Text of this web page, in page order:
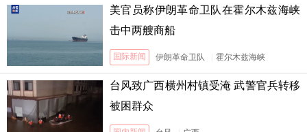
美官员称伊朗革命卫队在霍尔木兹海峡
击中两艘商船
国际新闻 伊朗革命卫队 霍尔木兹海峡
台风致广西横州村镇受淹 武警官兵转移
被困群众